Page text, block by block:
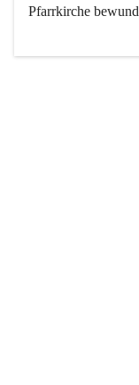
Pfarrkirche
Der Weinbau